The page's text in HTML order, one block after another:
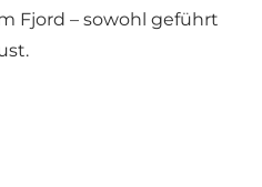
Fjord – sowohl geführt